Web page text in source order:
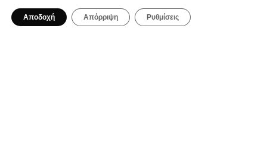
2 Αυγούστου 2026
Αποδοχή Απόρριψη Ρυθμίσεις